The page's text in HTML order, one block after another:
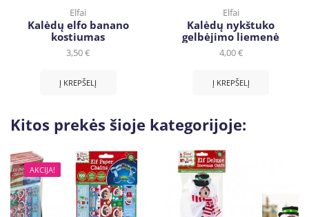
Elfai
Kalėdų elfo banano
kostiumas
3,50€
Į KREPŠELĮ
Elfai
Kalėdų nykštuko
gelbėjimo liemenė
4,00€
Į KREPŠELĮ
Kitos prekės šioje kategorijoje:
AKCIJA!